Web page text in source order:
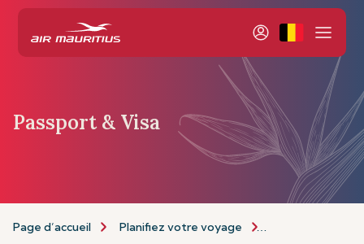
Passport & Visa
Page d’accueil Planifiez votre voyage